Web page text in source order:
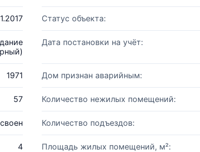
Статус объекта:
Дата постановки на учёт:
1971 Дом признан аварийным:
57 Количество нежилых помещений:
Количество подъездов:
4 Площадь жилых помещений, м²: